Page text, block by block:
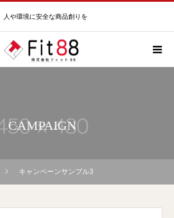
人や環境に安全な商品創りを
CAMPAIGN
キャンペーンサンプル3